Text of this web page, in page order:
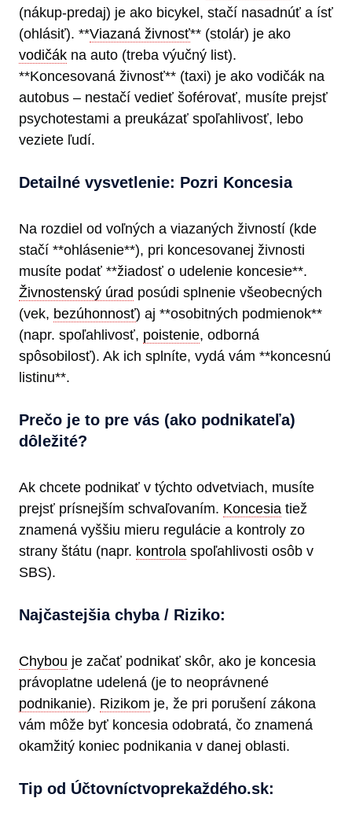
(nákup-predaj) je ako bicykel, stačí nasadnúť a ísť
(ohlásiť). **Viazaná živnosť** (stolár) je ako
vodičák na auto (treba výučný list).
**Koncesovaná živnosť** (taxi) je ako vodičák na
autobus – nestačí vedieť šoférovať, musíte prejsť
psychotestami a preukázať spoľahlivosť, lebo
veziete ľudí.
Detailné vysvetlenie: Pozri Koncesia
Na rozdiel od voľných a viazaných živností (kde
stačí **ohlásenie**), pri koncesovanej živnosti
musíte podať **žiadosť o udelenie koncesie**.
Živnostenský úrad posúdi splnenie všeobecných
(vek, bezúhonnosť) aj **osobitných podmienok**
(napr. spoľahlivosť, poistenie, odborná
spôsobilosť). Ak ich splníte, vydá vám **koncesnú
listinu**.
Prečo je to pre vás (ako podnikateľa)
dôležité?
Ak chcete podnikať v týchto odvetviach, musíte
prejsť prísnejším schvaľovaním. Koncesia tiež
znamená vyššiu mieru regulácie a kontroly zo
strany štátu (napr. kontrola spoľahlivosti osôb v
SBS).
Najčastejšia chyba / Riziko:
Chybou je začať podnikať skôr, ako je koncesia
právoplatne udelená (je to neoprávnené
podnikanie). Rizikom je, že pri porušení zákona
vám môže byť koncesia odobratá, čo znamená
okamžitý koniec podnikania v danej oblasti.
Tip od Účtovníctvoprekaždéh​o.sk: